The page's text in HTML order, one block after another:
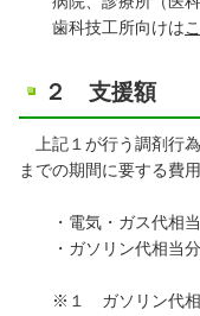
歯科技工所向けは
２ 支援額
上記１が行う調剤行
までの期間に要する費
・電気・ガス代相当
・ガソリン代相
※１ ガソリン代相当